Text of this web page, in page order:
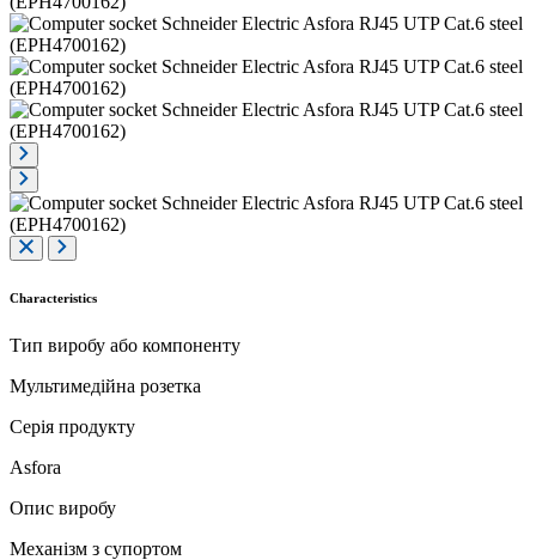
Characteristics
Тип виробу або компоненту
Мультимедійна розетка
Серія продукту
Asfora
Опис виробу
Механізм з супортом